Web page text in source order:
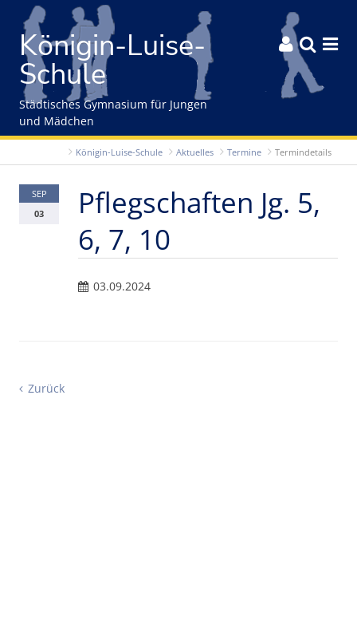
Gleich zum Inhalt der Seite springen
Königin-Luise-
Schule
  
Städtisches Gymnasium für Jungen
und Mädchen
Königin-Luise-Schule Aktuelles Termine Termindetails
SEP
03
Pflegschaften Jg. 5,
6, 7, 10
03.09.2024
Zurück